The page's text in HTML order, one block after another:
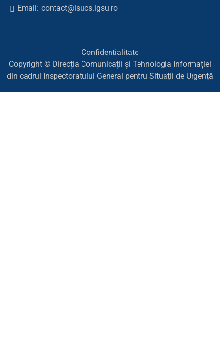
Email: contact@isucs.igsu.ro
Confidentialitate
Copyright © Direcția Comunicații și Tehnologia Informației
din cadrul Inspectoratului General pentru Situații de Urgență